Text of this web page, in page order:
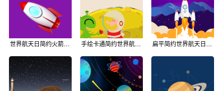
世界航天日简约火箭公众号次图背景 手绘卡通简约世界航天日公众号次图背景 扁平简约世界航天日卡通公众号次图背景